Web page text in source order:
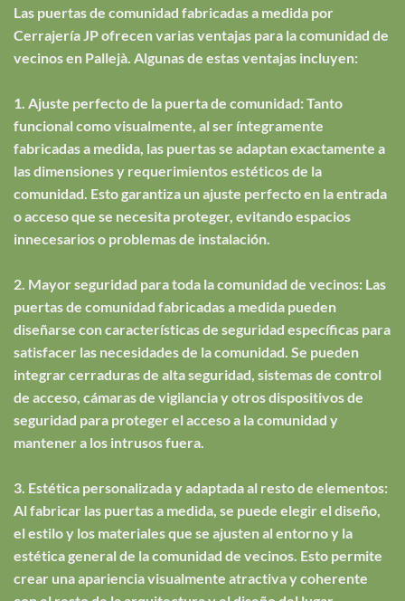
Las puertas de comunidad fabricadas a medida por
Cerrajería JP ofrecen varias ventajas para la comunidad de
vecinos en Pallejà. Algunas de estas ventajas incluyen:
1. Ajuste perfecto de la puerta de comunidad: Tanto
funcional como visualmente, al ser íntegramente
fabricadas a medida, las puertas se adaptan exactamente a
las dimensiones y requerimientos estéticos de la
comunidad. Esto garantiza un ajuste perfecto en la entrada
o acceso que se necesita proteger, evitando espacios
innecesarios o problemas de instalación.
2. Mayor seguridad para toda la comunidad de vecinos: Las
puertas de comunidad fabricadas a medida pueden
diseñarse con características de seguridad específicas para
satisfacer las necesidades de la comunidad. Se pueden
integrar cerraduras de alta seguridad, sistemas de control
de acceso, cámaras de vigilancia y otros dispositivos de
seguridad para proteger el acceso a la comunidad y
mantener a los intrusos fuera.
3. Estética personalizada y adaptada al resto de elementos:
Al fabricar las puertas a medida, se puede elegir el diseño,
el estilo y los materiales que se ajusten al entorno y la
estética general de la comunidad de vecinos. Esto permite
crear una apariencia visualmente atractiva y coherente